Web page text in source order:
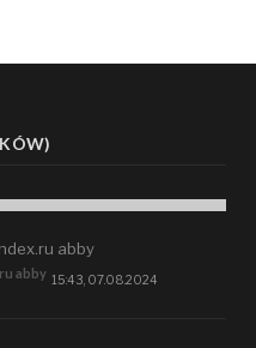
abby
abby
15:43, 07.08.2024